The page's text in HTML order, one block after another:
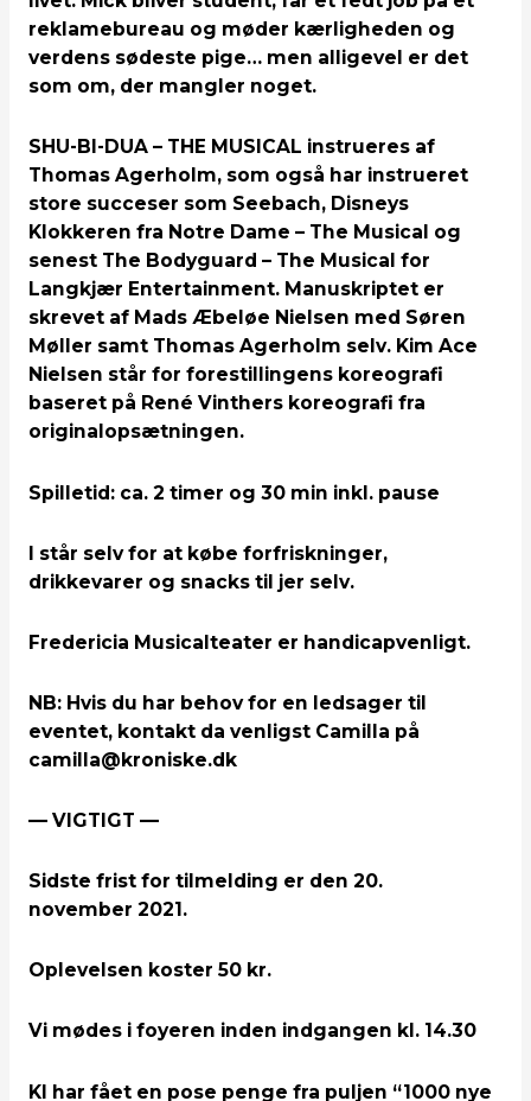
reklamebureau og møder kærligheden og
verdens sødeste pige… men alligevel er det
som om, der mangler noget.
SHU-BI-DUA – THE MUSICAL instrueres af
Thomas Agerholm, som også har instrueret
store succeser som Seebach, Disneys
Klokkeren fra Notre Dame – The Musical og
senest The Bodyguard – The Musical for
Langkjær Entertainment. Manuskriptet er
skrevet af Mads Æbeløe Nielsen med Søren
Møller samt Thomas Agerholm selv. Kim Ace
Nielsen står for forestillingens koreografi
baseret på René Vinthers koreografi fra
originalopsætningen.
Spilletid: ca. 2 timer og 30 min inkl. pause
I står selv for at købe forfriskninger,
drikkevarer og snacks til jer selv.
Fredericia Musicalteater er handicapvenligt.
NB: Hvis du har behov for en ledsager til
eventet, kontakt da venligst Camilla på
camilla@kroniske.dk
— VIGTIGT —
Sidste frist for tilmelding er den 20.
november 2021.
Oplevelsen koster 50 kr.
Vi mødes i foyeren inden indgangen kl. 14.30
KI har fået en pose penge fra puljen “1000 nye